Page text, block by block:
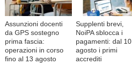
Assunzioni docenti
da GPS sostegno
prima fascia:
operazioni in corso
fino al 13 agosto
Supplenti brevi,
NoiPA sblocca i
pagamenti: dal 10
agosto i primi
accrediti